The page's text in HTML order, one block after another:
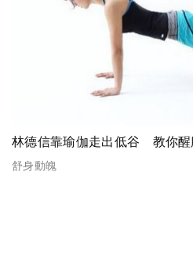
林德信靠瑜伽走出低谷 教你醒
舒身動魄